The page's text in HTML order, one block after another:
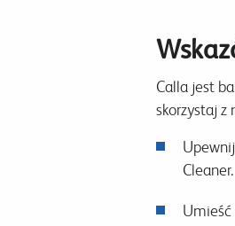
Calla jest
skorzystaj z
Cleaner.
Umieść